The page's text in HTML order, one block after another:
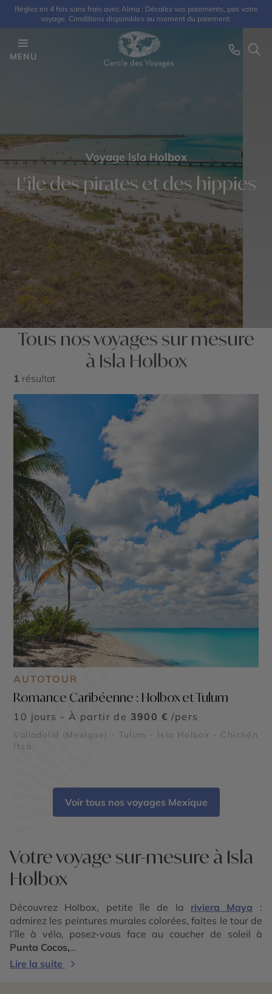
Réglez en 4 fois sans frais avec Alma : Décalez vos paiements, pas votre
voyage. Conditions disponibles au moment du paiement.
MENU
Voyage Isla Holbox
L'île des pirates et des hippies
Tous nos voyages sur mesure
à Isla Holbox
1 résultat
AUTOTOUR
Romance Caribéenne : Holbox et Tulum
10 jours - À partir de 3900 € /pers
Valladolid (Mexique) - Tulum - Isla Holbox - Chichén
Itzá
Voir tous nos voyages Mexique
Votre voyage sur-mesure à Isla
Holbox
Découvrez Holbox, petite île de la riviera Maya :
admirez les peintures murales colorées, faites le tour de
l’île à vélo, posez-vous face au coucher de soleil à
Punta Cocos,
promenez-vous sur les bancs de sable de
Lire la suite